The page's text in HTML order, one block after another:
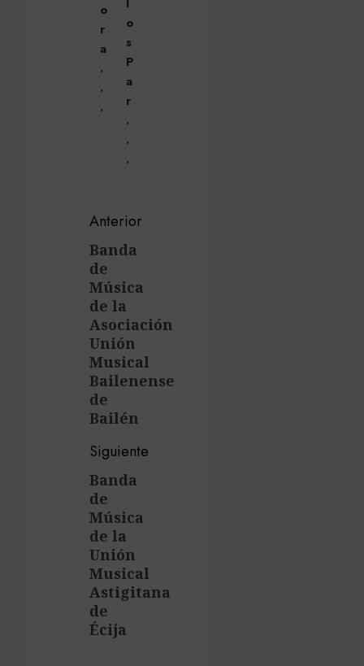
o
r
a
.
.
.
o
s
P
a
r
.
.
.
Navegación
de
entradas
Anterior
Entrada
anterior:
Banda
de
Música
de la
Asociación
Unión
Musical
Bailenense
de
Bailén
Siguiente
Siguiente
entrada:
Banda
de
Música
de la
Unión
Musical
Astigitana
de
Écija